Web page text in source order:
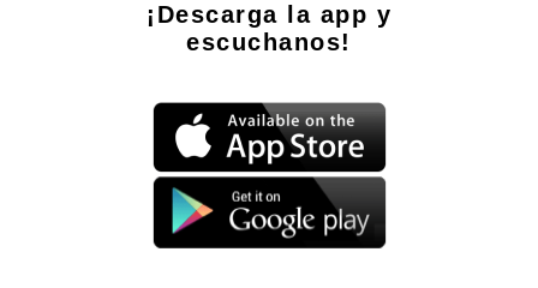
¡Descarga la app y
escuchanos!